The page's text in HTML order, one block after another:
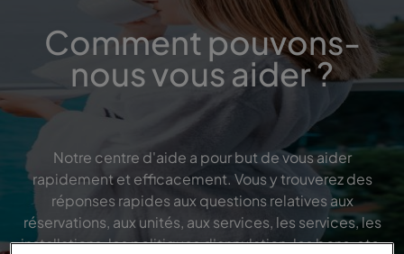
Comment pouvons-
nous vous aider ?
Notre centre d'aide a pour but de vous aider
rapidement et efficacement. Vous y trouverez des
réponses rapides aux questions relatives aux
réservations, aux unités, aux services, les services, les
installations, les politiques d'annulation, les bons, etc.